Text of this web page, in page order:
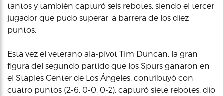
tantos y también capturó seis rebotes, siendo el tercer
jugador que pudo superar la barrera de los diez
puntos.
Esta vez el veterano ala-pívot Tim Duncan, la gran
figura del segundo partido que los Spurs ganaron en
el Staples Center de Los Ángeles, contribuyó con
cuatro puntos (2-6, 0-0, 0-2), capturó siete rebotes, dio